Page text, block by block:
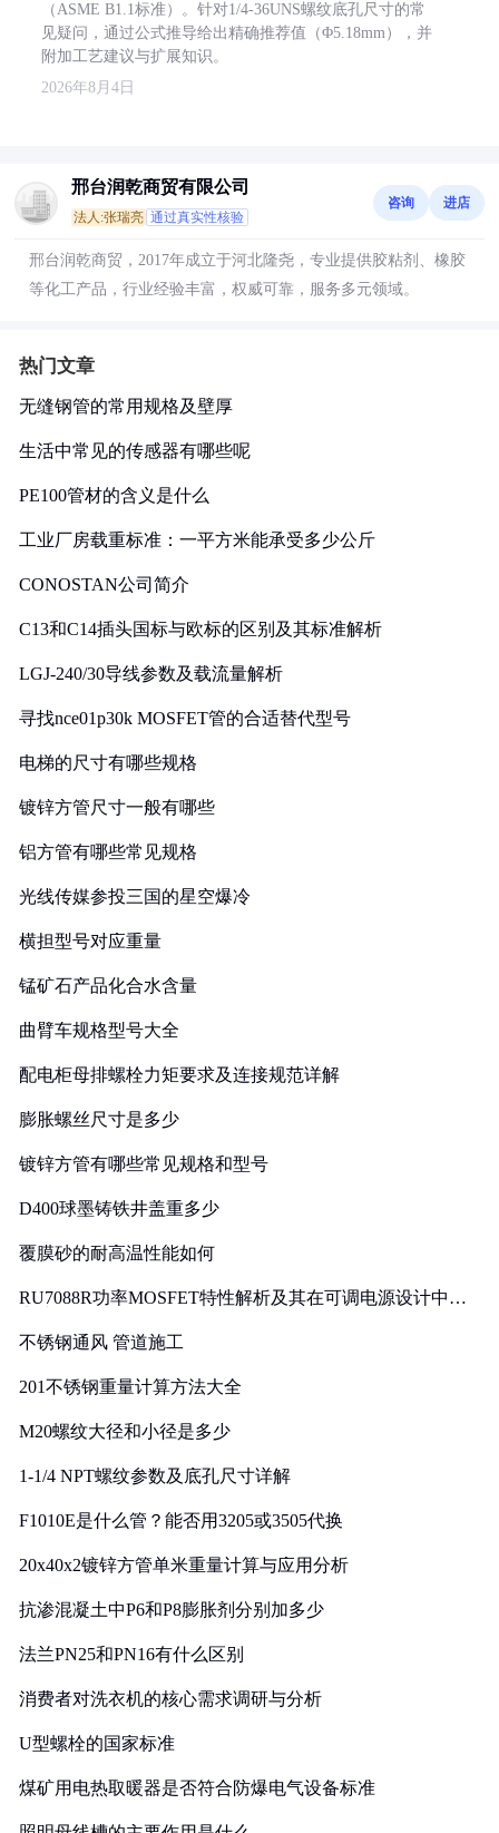
（ASME B1.1标准）。针对1/4-36UNS螺纹底孔尺寸的常
见疑问，通过公式推导给出精确推荐值（Φ5.18mm），并
附加工艺建议与扩展知识。
2026年8月4日
邢台润乾商贸有限公司
法人:张瑞亮 通过真实性核验
咨询 进店
邢台润乾商贸，2017年成立于河北隆尧，专业提供胶粘剂、橡胶
等化工产品，行业经验丰富，权威可靠，服务多元领域。
热门文章
无缝钢管的常用规格及壁厚
生活中常见的传感器有哪些呢
PE100管材的含义是什么
工业厂房载重标准：一平方米能承受多少公斤
CONOSTAN公司简介
C13和C14插头国标与欧标的区别及其标准解析
LGJ-240/30导线参数及载流量解析
寻找nce01p30k MOSFET管的合适替代型号
电梯的尺寸有哪些规格
镀锌方管尺寸一般有哪些
铝方管有哪些常见规格
光线传媒参投三国的星空爆冷
横担型号对应重量
锰矿石产品化合水含量
曲臂车规格型号大全
配电柜母排螺栓力矩要求及连接规范详解
膨胀螺丝尺寸是多少
镀锌方管有哪些常见规格和型号
D400球墨铸铁井盖重多少
覆膜砂的耐高温性能如何
RU7088R功率MOSFET特性解析及其在可调电源设计中的
不锈钢通风 管道施工
201不锈钢重量计算方法大全
M20螺纹大径和小径是多少
1-1/4 NPT螺纹参数及底孔尺寸详解
F1010E是什么管？能否用3205或3505代换
20x40x2镀锌方管单米重量计算与应用分析
抗渗混凝土中P6和P8膨胀剂分别加多少
法兰PN25和PN16有什么区别
消费者对洗衣机的核心需求调研与分析
U型螺栓的国家标准
煤矿用电热取暖器是否符合防爆电气设备标准